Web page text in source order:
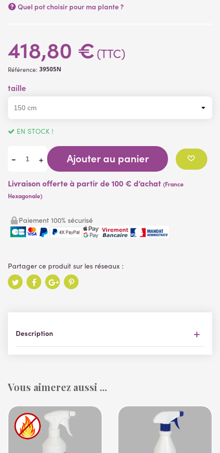
Quel pot choisir pour ma plante ?
418,80 € (TTC)
Référence: 39505N
taille
EN STOCK !
- + Ajouter au panier
Livraison offerte à partir de 100 € d’achat (France
Hexagonale)
Paiement 100% sécurisé
Description
Vous aimerez aussi ...